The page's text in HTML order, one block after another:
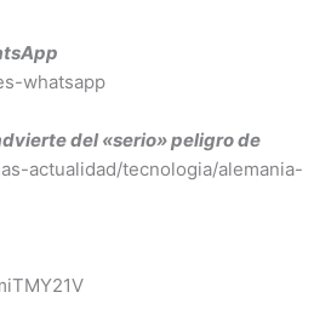
whatsapp
del «serio» peligro de
actualidad/tecnologia/alemania-